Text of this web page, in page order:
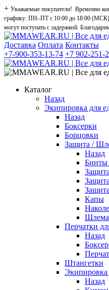
+ Уважаемые покупатели! Временно
графику: ПН–ПТ с 10:00 до 18:00
могут поступать с задержкой.
Доставка Оплата Контакты
+7-900-353-13-74 +7 902-251-
Каталог
Назад
Экипировка для
Назад
Боксерки
Борцовки
Защита /
Назад
Бинты
Капы
Шлема
Перчатки
Назад
Штангетки
Назад